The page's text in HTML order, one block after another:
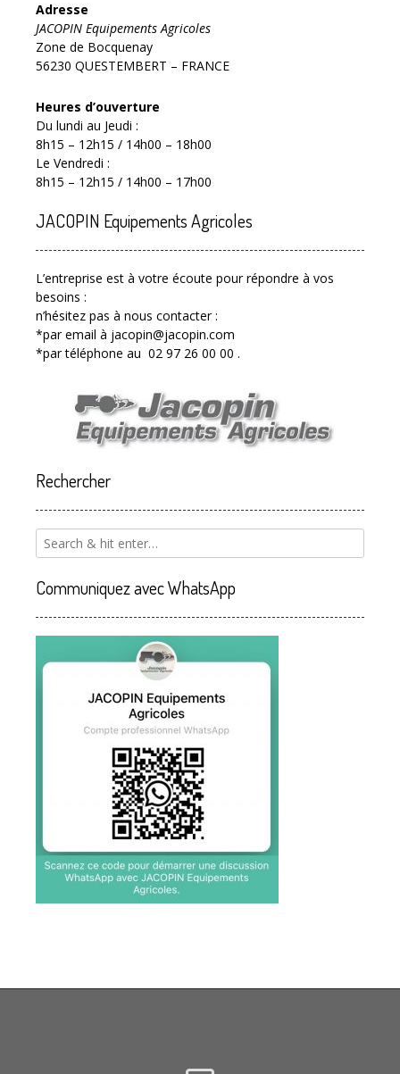
Adresse
JACOPIN Equipements Agricoles
Zone de Bocquenay
56230 QUESTEMBERT – FRANCE
Heures d’ouverture
Du lundi au Jeudi :
8h15 – 12h15 / 14h00 – 18h00
Le Vendredi :
8h15 – 12h15 / 14h00 – 17h00
JACOPIN Equipements Agricoles
L’entreprise est à votre écoute pour répondre à vos
besoins :
n’hésitez pas à nous contacter :
*par email à jacopin@jacopin.com
*par téléphone au 02 97 26 00 00 .
Rechercher
Communiquez avec WhatsApp